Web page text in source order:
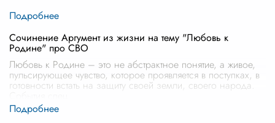
Сочинение Аргумент из жизни на тему "Любовь к
Родине" про СВО
Любовь к Родине – это не абстрактное понятие, а живое,
пульсирующее чувство, которое проявляется в поступках, в
готовности встать на защиту своей земли, своего народа.